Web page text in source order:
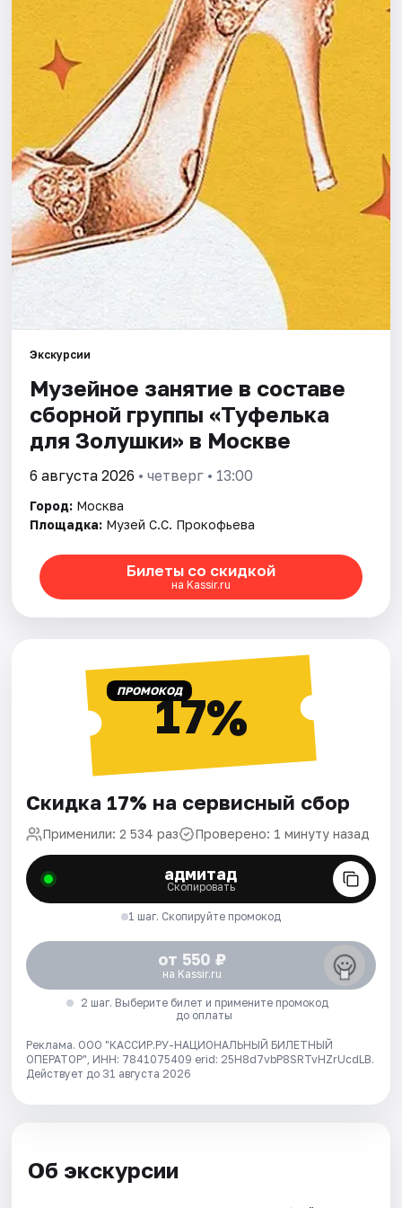
Города
Площадки
Артисты
Рейтинги
Экскурсии
Музейное занятие в составе
сборной группы «Туфелька
для Золушки» в Москве
6 августа 2026 • четверг • 13:00
Город: Москва
Площадка: Музей С.С. Прокофьева
Билеты со скидкой
на Kassir.ru
ПРОМОКОД17%
Скидка 17% на сервисный сбор
Применили: 2 534 раз Проверено: 1 минуту назад
адмитад
Скопировать
1 шаг. Скопируйте промокод
от 550 ₽
на Kassir.ru
2 шаг. Выберите билет и примените промокод
до оплаты
Реклама. ООО "КАССИР.РУ-НАЦИОНАЛЬНЫЙ БИЛЕТНЫЙ
ОПЕРАТОР", ИНН: 7841075409 erid: 25H8d7vbP8SRTvHZrUcdLB.
Действует до 31 августа 2026
Об экскурсии